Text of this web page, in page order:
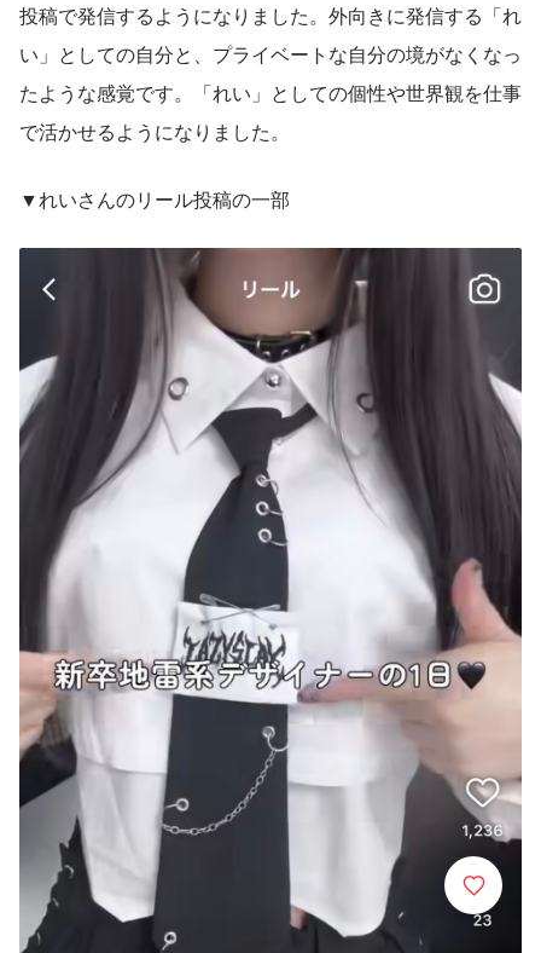
投稿で発信するようになりました。外向きに発信する「れ
い」としての自分と、プライベートな自分の境がなくなっ
たような感覚です。「れい」としての個性や世界観を仕事
で活かせるようになりました。
▼れいさんのリール投稿の一部